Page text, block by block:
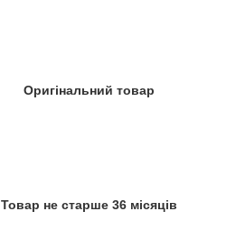
Оригінальний товар
Товар не старше 36 місяців